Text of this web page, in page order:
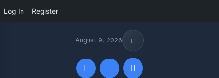
Log In Register
August 9, 2026